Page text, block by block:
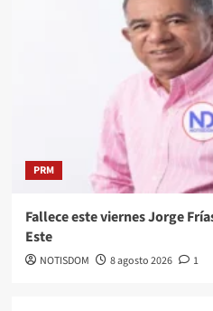
PRM
Fallece este viernes Jorge
Este
NOTISDOM 8 agosto 2026 1